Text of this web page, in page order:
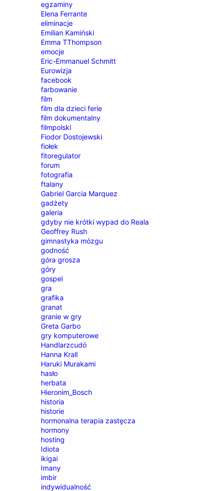
egzaminy
Elena Ferrante
eliminacje
Emilian Kamiński
Emma TThompson
emocje
Eric-Emmanuel Schmitt
Eurowizja
facebook
farbowanie
film
film dla dzieci ferie
film dokumentalny
filmpolski
Fiodor Dostojewski
fiołek
fitoregulator
forum
fotografia
ftalany
Gabriel Garcia Marquez
gadżety
galeria
gdyby nie krótki wypad do Reala
Geoffrey Rush
gimnastyka mózgu
godność
góra grosza
góry
gospel
gra
grafika
granat
granie w gry
Greta Garbo
gry komputerowe
Handlarzcudó
Hanna Krall
Haruki Murakami
hasło
herbata
Hieronim_Bosch
historia
historie
hormonalna terapia zastęcza
hormony
hosting
Idiota
ikigai
Imany
imbir
indywidualność